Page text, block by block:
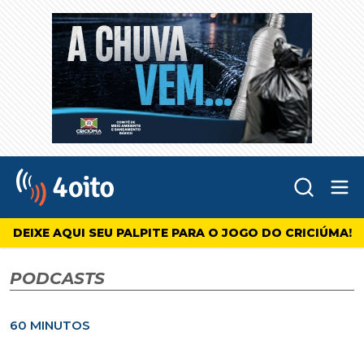
4oito
DEIXE AQUI SEU PALPITE PARA O JOGO DO CRICIÚMA!
PODCASTS
60 MINUTOS